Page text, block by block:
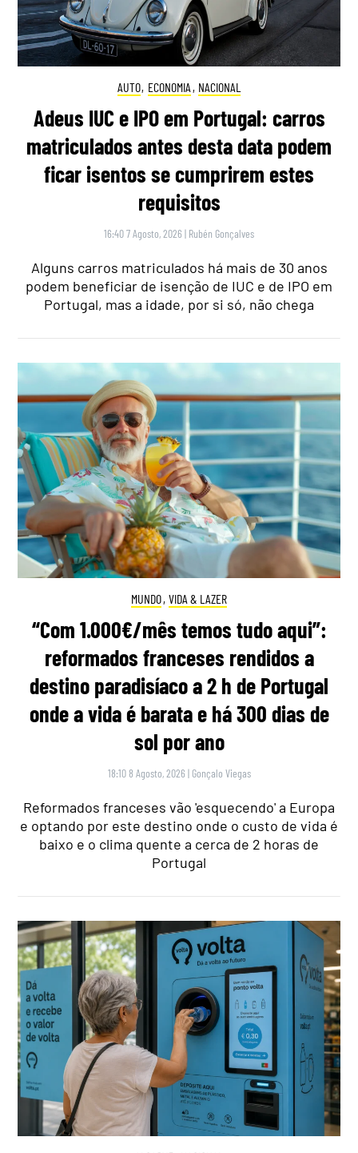
AUTO, ECONOMIA , NACIONAL
Adeus IUC e IPO em Portugal: carros
matriculados antes desta data podem
ficar isentos se cumprirem estes
requisitos
16:40 7 Agosto, 2026 | Rubén Gonçalves
Alguns carros matriculados há mais de 30 anos
podem beneficiar de isenção de IUC e de IPO em
Portugal, mas a idade, por si só, não chega
MUNDO, VIDA & LAZER
“Com 1.000€/mês temos tudo aqui”:
reformados franceses rendidos a
destino paradisíaco a 2 h de Portugal
onde a vida é barata e há 300 dias de
sol por ano
18:10 8 Agosto, 2026 | Gonçalo Viegas
Reformados franceses vão 'esquecendo' a Europa
e optando por este destino onde o custo de vida é
baixo e o clima quente a cerca de 2 horas de
Portugal